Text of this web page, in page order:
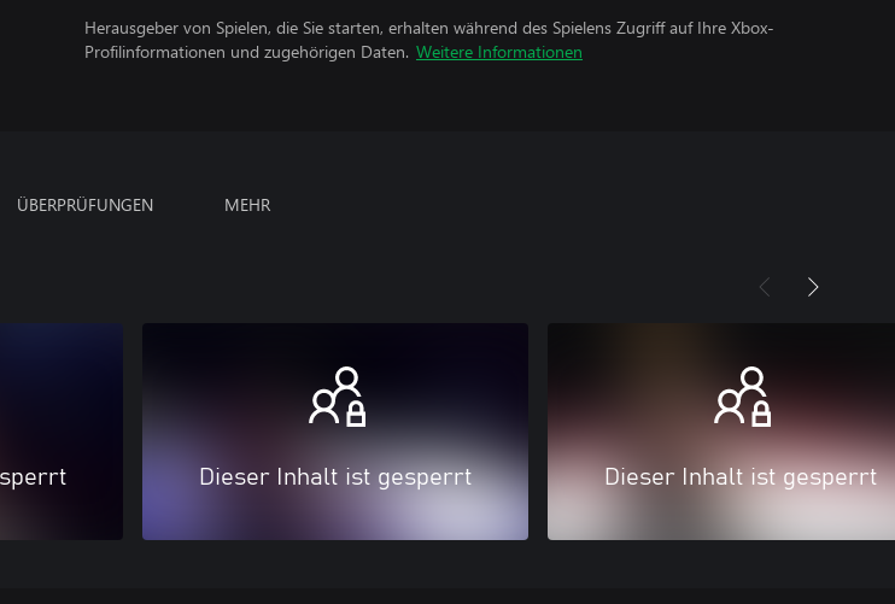
Herausgeber von Spielen, die Sie starten, erhalten während des Spielens Zugriff auf Ihre Xbox-
Profilinformationen und zugehörigen Daten. Weitere Informationen
ÜBERPRÜFUNGEN MEHR
Dieser Inhalt ist gesperrt Dieser Inhalt ist gesperrt